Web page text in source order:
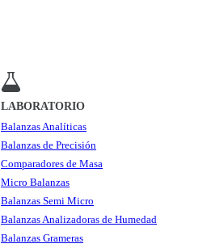
LABORATORIO
Balanzas Analíticas
Balanzas de Precisión
Comparadores de Masa
Micro Balanzas
Balanzas Semi Micro
Balanzas Analizadoras de Humedad
Balanzas Grameras